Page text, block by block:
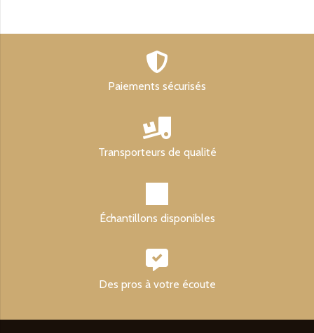
Paiements sécurisés
Transporteurs de qualité
Échantillons disponibles
Des pros à votre écoute